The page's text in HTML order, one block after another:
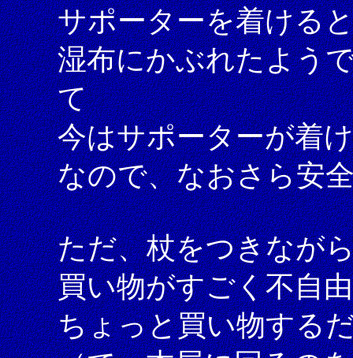
サポーターを着ける
湿布にかぶれたよう
て
今はサポーターが着
なので、なおさら安
ただ、杖をつきなが
買い物がすごく不自
ちょっと買い物する